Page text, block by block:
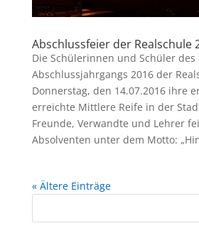
Abschlussfeier der Realschule
Die Schülerinnen und Schüler des
Abschlussjahrgangs 2016 der
Donnerstag, den 14.07.2016 ihre
erreichte Mittlere Reife in der
Freunde, Verwandte und Lehrer
Absolventen unter dem Motto:
« Ältere Einträge